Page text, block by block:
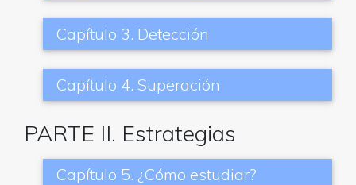
Capítulo 3. Detección
Capítulo 4. Superación
PARTE II. Estrategias
Capítulo 5. ¿Cómo estudiar?